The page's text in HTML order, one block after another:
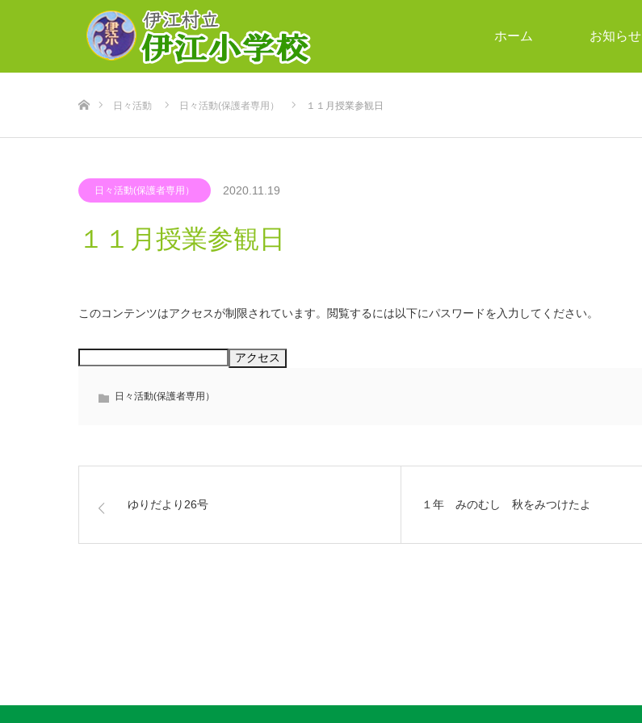
ホーム お知らせ
日々活動 日々活動(保護者専用） １１月授業参観日
日々活動(保護者専用） 2020.11.19
１１月授業参観日
このコンテンツはアクセスが制限されています。閲覧するには以下にパスワードを入力してください。
日々活動(保護者専用）
ゆりだより26号 １年 みのむし 秋をみつけたよ